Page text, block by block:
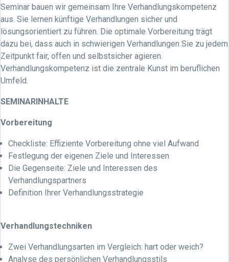
Seminar bauen wir gemeinsam Ihre Verhandlungskompetenz
aus. Sie lernen künftige Verhandlungen sicher und
lösungsorientiert zu führen. Die optimale Vorbereitung trägt
dazu bei, dass auch in schwierigen Verhandlungen Sie zu jedem
Zeitpunkt fair, offen und selbstsicher agieren.
Verhandlungskompetenz ist die zentrale Kunst im beruflichen
Umfeld.
SEMINARINHALTE
Vorbereitung
Checkliste: Effiziente Vorbereitung ohne viel Aufwand
Festlegung der eigenen Ziele und Interessen
Die Gegenseite: Ziele und Interessen des
Verhandlungspartners
Definition Ihrer Verhandlungsstrategie
Verhandlungstechniken
Zwei Verhandlungsarten im Vergleich: hart oder weich?
Analyse des persönlichen Verhandlungsstils